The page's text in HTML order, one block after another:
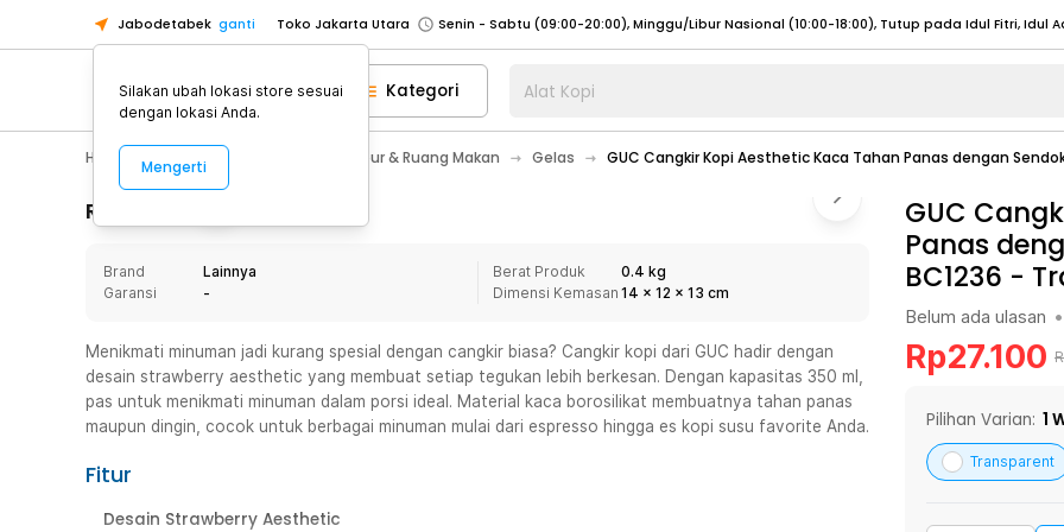
Jabodetabek ganti Toko Jakarta Utara
Toko Tangerang
Toko Cikupa
Pick n Go Jakarta Barat
Senin - Jumat (07:00 - 20:00), Sabtu - Minggu (08:00 - 20:00), Tutup pada Idul Fitri
Pick n Go Bekasi
Senin - Jumat (08:00 - 20:00), Sabtu - Minggu/ Libur Nasional (08:00 - 17:00) Selengkapnya
Senin - Jumat (08:00 - 20:00), Sabtu - Minggu/ Libur Nasional (08:00 - 17:00) Selengkapnya
Senin - Sabtu (09:00-20:00), Minggu/Libur Nasional (12:00-20:00), Tutup pada Idul Fitri
Senin - Sabtu (09:00-20:00), Minggu/Libur Nasional (12:00-20:00), Tutup pada Idul Fitri
Toko Tangerang
Toko Cikupa
Pick n Go Jakarta Barat
Senin - Jumat (07:00 - 20:00), Sabtu - Minggu (08:00 - 20:00), Tutup pada Idul Fitri
Senin - Jumat (08:00 - 20:00), Sabtu - Minggu/ Libur Nasional (08:00 - 17:00) Selengkapnya
Kategori Alat Kopi
Home Appliance Perlengkapan Dapur & Ruang Makan Gelas GUC Cangkir Kopi Aesthetic Kaca Tahan Panas dengan
Rincian Produk
Brand
Lainnya
Garansi
-
Berat Produk
0.4 kg
Dimensi Kemasan 14 x 12 x 13 cm
Menikmati minuman jadi kurang spesial dengan cangkir biasa? Cangkir kopi dari GUC hadir dengan
desain strawberry aesthetic yang membuat setiap tegukan lebih berkesan. Dengan kapasitas 350 ml,
pas untuk menikmati minuman dalam porsi ideal. Material kaca borosilikat membuatnya tahan panas
maupun dingin, cocok untuk berbagai minuman mulai dari espresso hingga es kopi susu favorite Anda.
Fitur
Desain Strawberry Aesthetic
GUC
Panas
BC1236 -
Belum ada ulasan •
Rp27.100
Pilihan Varian: 1
Transparent
Silakan ubah lokasi store sesuai
dengan lokasi Anda.
Mengerti